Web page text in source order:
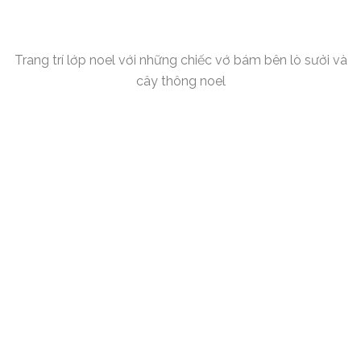
Trang trí lớp noel với những chiếc vớ bám bên lò sưởi và
cây thông noel